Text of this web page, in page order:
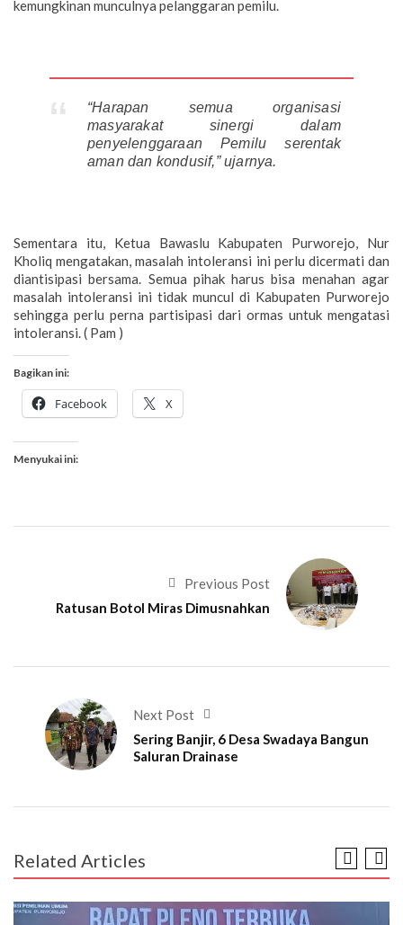
kemungkinan munculnya pelanggaran pemilu.
“Harapan semua organisasi
masyarakat sinergi dalam
penyelenggaraan Pemilu serentak
aman dan kondusif,” ujarnya.
Sementara itu, Ketua Bawaslu Kabupaten Purworejo, Nur
Kholiq mengatakan, masalah intoleransi ini perlu dicermati dan
diantisipasi bersama. Semua pihak harus bisa menahan agar
masalah intoleransi ini tidak muncul di Kabupaten Purworejo
sehingga perlu perna partisipasi dari ormas untuk mengatasi
intoleransi. ( Pam )
Bagikan ini:
Facebook X
Menyukai ini:
Previous Post
Ratusan Botol Miras Dimusnahkan
Next Post
Sering Banjir, 6 Desa Swadaya Bangun
Saluran Drainase
Related Articles